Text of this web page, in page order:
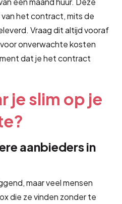
het contract, mits de
Vraag dit altijd vooraf
onverwachte kosten
dat je het contract
je slim op je
aanbieders in
maar veel mensen
die ze vinden zonder te